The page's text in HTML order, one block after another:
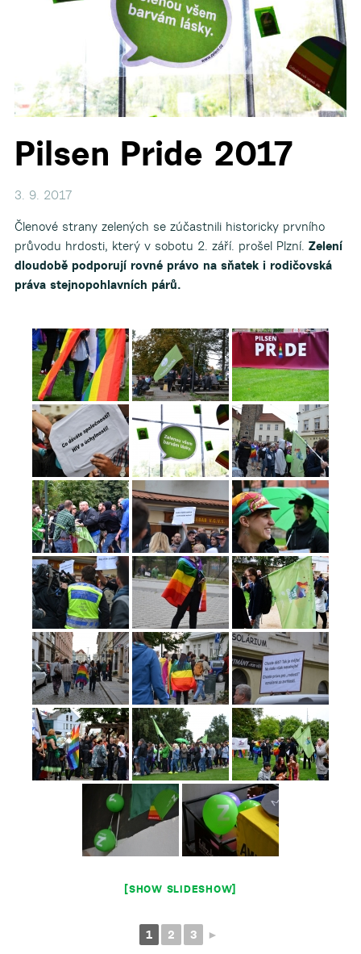
Pilsen Pride 2017
3. 9. 2017
Členové strany zelených se zúčastnili historicky prvního
průvodu hrdosti, který v sobotu 2. září. prošel Plzní. Zelení
dloudobě podporují rovné právo na sňatek i rodičovská
práva stejnopohlavních párů.
[SHOW SLIDESHOW]
1 2 3 ►